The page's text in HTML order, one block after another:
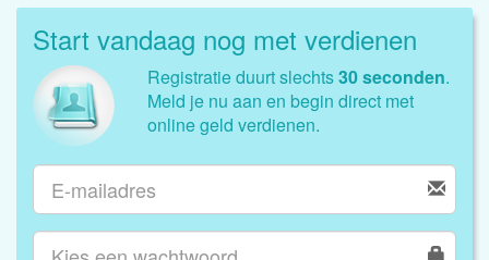
Start vandaag nog met verdienen
Registratie duurt slechts30 seconden.
Meld je nu aan en begin direct met
online geld verdienen.